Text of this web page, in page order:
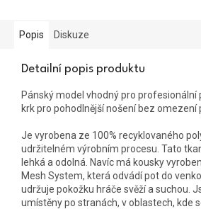
Popis Diskuze
Detailní popis produktu
Pánský model vhodný pro profesionální
krk pro pohodlnější nošení bez omezení
Je vyrobena ze 100% recyklovaného
udržitelném výrobním procesu. Tato
lehká a odolná. Navíc má kousky
Mesh System, která odvádí pot do
udržuje pokožku hráče svěží a suchou.
umístěny po stranách, v oblastech, kde